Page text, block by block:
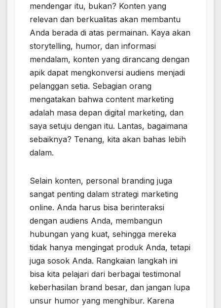
mendengar itu, bukan? Konten yang
relevan dan berkualitas akan membantu
Anda berada di atas permainan. Kaya akan
storytelling, humor, dan informasi
mendalam, konten yang dirancang dengan
apik dapat mengkonversi audiens menjadi
pelanggan setia. Sebagian orang
mengatakan bahwa content marketing
adalah masa depan digital marketing, dan
saya setuju dengan itu. Lantas, bagaimana
sebaiknya? Tenang, kita akan bahas lebih
dalam.
Selain konten, personal branding juga
sangat penting dalam strategi marketing
online. Anda harus bisa berinteraksi
dengan audiens Anda, membangun
hubungan yang kuat, sehingga mereka
tidak hanya mengingat produk Anda, tetapi
juga sosok Anda. Rangkaian langkah ini
bisa kita pelajari dari berbagai testimonal
keberhasilan brand besar, dan jangan lupa
unsur humor yang menghibur. Karena